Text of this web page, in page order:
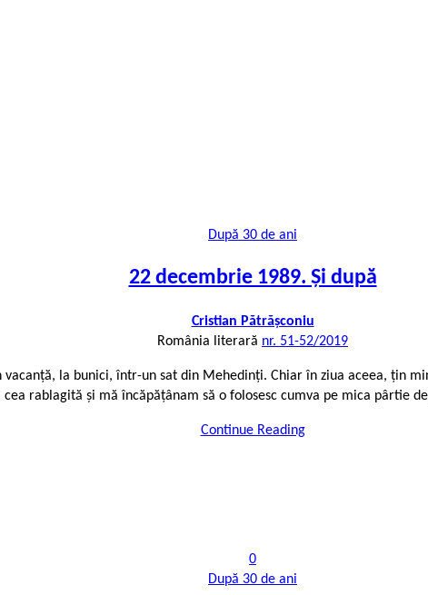
După 30 de ani
22 decembrie 1989. Și după
Cristian Pătrășconiu
România literară nr. 51-52/2019
la bunici, într-un sat din Mehedinți. Chiar în ziua aceea, țin
cea rablagită și mă încăpățânam să o folosesc cumva pe mica pârtie
Continue Reading
0
După 30 de ani